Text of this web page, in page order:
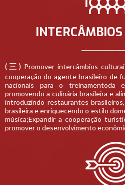
(三) Promover intercâmbios
cooperação do agente brasileiro de
nacionais para o treinamentoda
promovendo a culinária brasileira e
introduzindo restaurantes
brasileira e enriquecendo o estilo
música;Expandir a cooperação
promover o desenvolvimento